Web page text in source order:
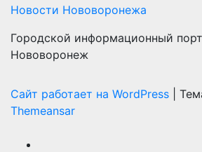
Новости Нововоронежа
Городской информационный
Нововоронеж
Сайт работает на WordPress
Themeansar